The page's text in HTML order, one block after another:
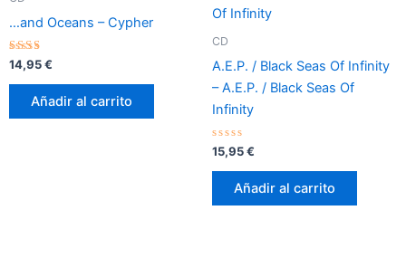
…and Oceans – Cypher
Valorado
con
2.33
de 5
14,95€
Añadir al carrito
CD
A.E.P. / Black Seas Of Infinity
– A.E.P. / Black Seas Of
Infinity
Valorado
con
0
15,95€
Añadir al carrito